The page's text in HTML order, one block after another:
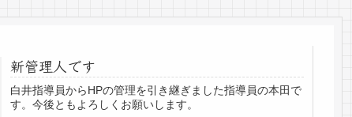
新管理人です
白井指導員からHPの管理を引き継ぎました指導員の本田で
す。今後ともよろしくお願いします。